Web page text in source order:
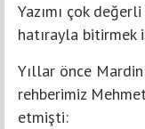
Yazımı çok
hatırayla bitirmek
Yıllar önce
rehberimiz
etmişti: